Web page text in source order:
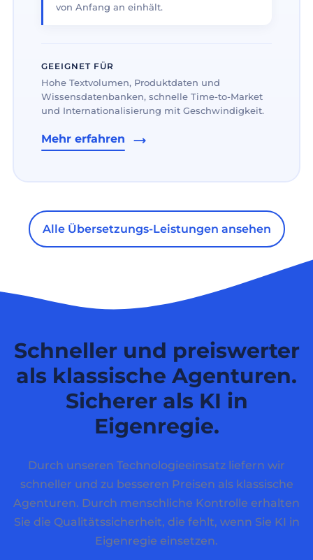
von Anfang an einhält.
GEEIGNET FÜR
Hohe Textvolumen, Produktdaten und
Wissensdatenbanken, schnelle Time-to-Market
und Internationalisierung mit Geschwindigkeit.
Mehr erfahren
Alle Übersetzungs-Leistungen ansehen
Schneller und preiswerter
als klassische Agenturen.
Sicherer als KI in
Eigenregie.
Durch unseren Technologieeinsatz liefern wir
schneller und zu besseren Preisen als klassische
Agenturen. Durch menschliche Kontrolle erhalten
Sie die Qualitätssicherheit, die fehlt, wenn Sie KI in
Eigenregie einsetzen.